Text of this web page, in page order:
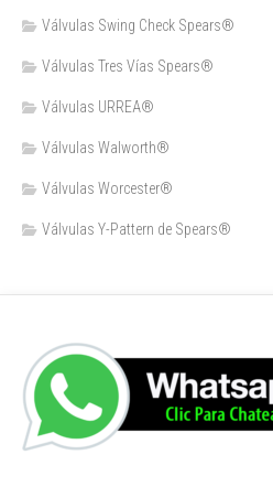
Válvulas Swing Check Spears®
Válvulas Tres Vías Spears®
Válvulas URREA®
Válvulas Walworth®
Válvulas Worcester®
Válvulas Y-Pattern de Spears®️